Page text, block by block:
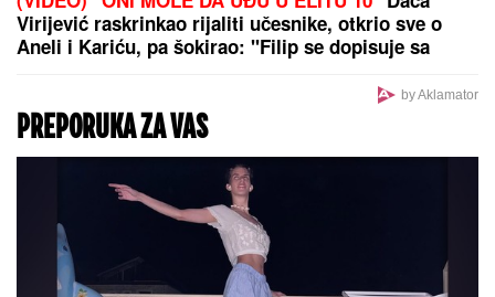
ZA PAR SATI STIŽE NEVREME U
OVAJ DEO SRBIJE:
grmljavinu i udare jakog vetra